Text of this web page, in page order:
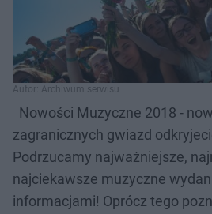
Autor: Archiwum serwisu
Nowości Muzyczne 2018 -
zagranicznych gwiazd
Podrzucamy najważniejsze,
najciekawsze muzyczne
informacjami! Oprócz tego